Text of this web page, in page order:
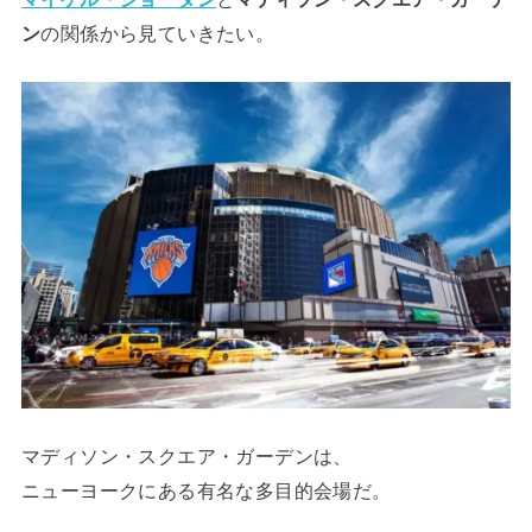
ンの関係から見ていきたい。
マディソン・スクエア・ガーデンは、
ニューヨークにある有名な多目的会場だ。